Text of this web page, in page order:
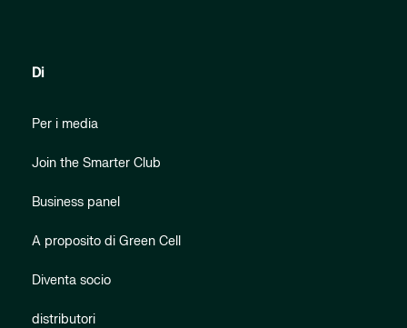
Di
Per i media
Join the Smarter Club
Business panel
A proposito di Green Cell
Diventa socio
distributori